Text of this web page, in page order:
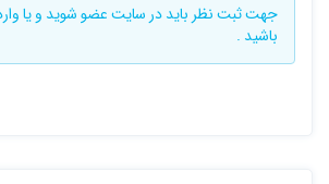
جهت ثبت نظر باید در سایتعضو شوید و یا
باشید .